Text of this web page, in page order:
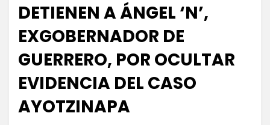
DETIENEN A ÁNGEL ‘N’,
EXGOBERNADOR DE
GUERRERO, POR OCULTAR
EVIDENCIA DEL CASO
AYOTZINAPA